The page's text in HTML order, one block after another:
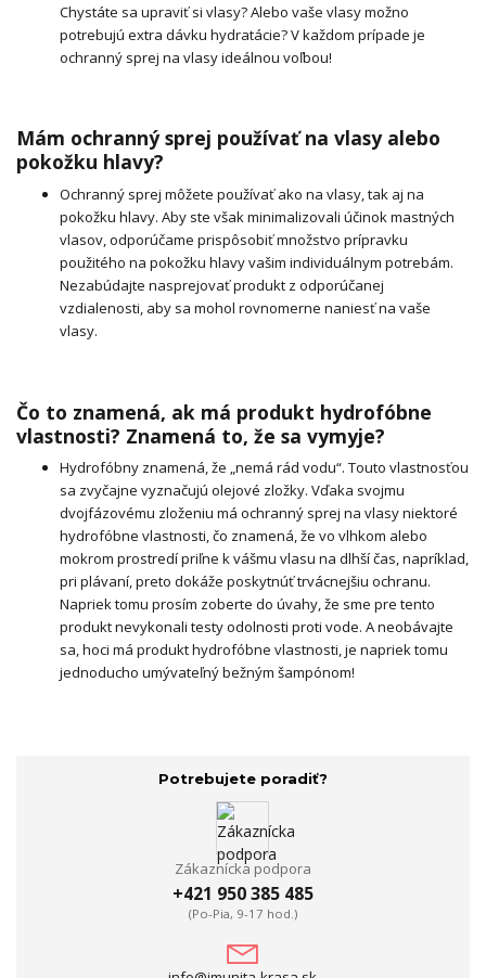
Chystáte sa upraviť si vlasy? Alebo vaše vlasy možno
potrebujú extra dávku hydratácie? V každom prípade je
ochranný sprej na vlasy ideálnou voľbou!
Mám ochranný sprej používať na vlasy alebo
pokožku hlavy?
Ochranný sprej môžete používať ako na vlasy, tak aj na
pokožku hlavy. Aby ste však minimalizovali účinok mastných
vlasov, odporúčame prispôsobiť množstvo prípravku
použitého na pokožku hlavy vašim individuálnym potrebám.
Nezabúdajte nasprejovať produkt z odporúčanej
vzdialenosti, aby sa mohol rovnomerne naniesť na vaše
vlasy.
Čo to znamená, ak má produkt hydrofóbne
vlastnosti? Znamená to, že sa vymyje?
Hydrofóbny znamená, že „nemá rád vodu“. Touto vlastnosťou
sa zvyčajne vyznačujú olejové zložky. Vďaka svojmu
dvojfázovému zloženiu má ochranný sprej na vlasy niektoré
hydrofóbne vlastnosti, čo znamená, že vo vlhkom alebo
mokrom prostredí priľne k vášmu vlasu na dlhší čas, napríklad,
pri plávaní, preto dokáže poskytnúť trvácnejšiu ochranu.
Napriek tomu prosím zoberte do úvahy, že sme pre tento
produkt nevykonali testy odolnosti proti vode. A neobávajte
sa, hoci má produkt hydrofóbne vlastnosti, je napriek tomu
jednoducho umývateľný bežným šampónom!
Potrebujete poradiť?
Zákaznícka podpora
+421 950 385 485
(Po-Pia, 9-17 hod.)